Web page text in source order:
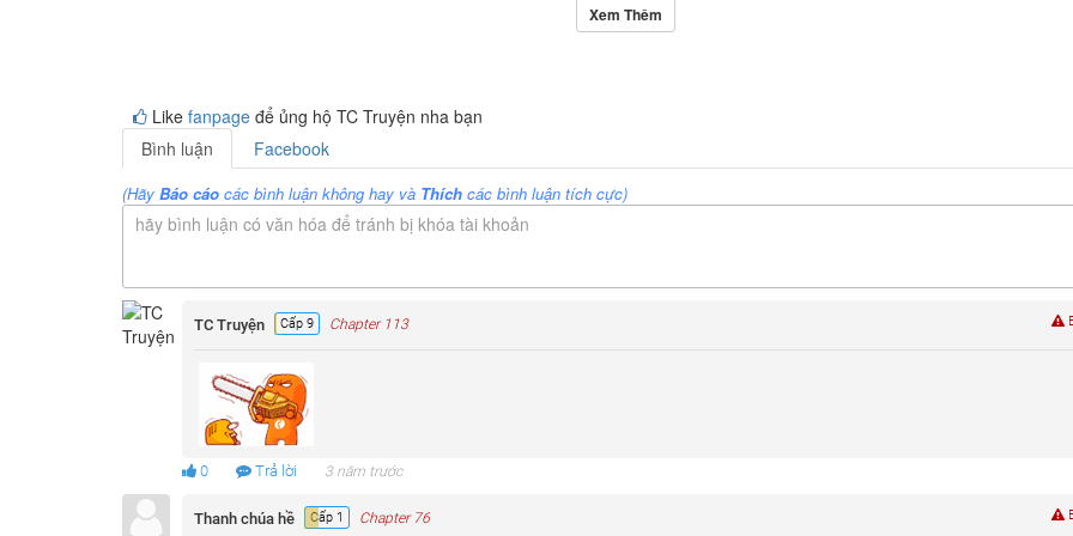
Xem Thêm
Like fanpage để ủng hộ TC Truyện nha bạn
Bình luận
Facebook
(Hãy Báo cáo các bình luận không hay và Thích các bình luận tích cực)
hãy bình luận có văn hóa để tránh bị khóa tài khoản
TC Truyện Cấp 9 Chapter 113
0 Trả lời 3 năm trước
Thanh chúa hề Cấp 1 Chapter 76